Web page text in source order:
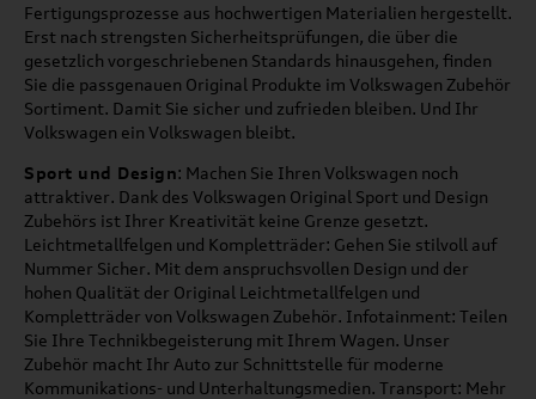
Fertigungsprozesse aus hochwertigen Materialien hergestellt.
Erst nach strengsten Sicherheitsprüfungen, die über die
gesetzlich vorgeschriebenen Standards hinausgehen, finden
Sie die passgenauen Original Produkte im Volkswagen Zubehör
Sortiment. Damit Sie sicher und zufrieden bleiben. Und Ihr
Volkswagen ein Volkswagen bleibt.
Sport und Design: Machen Sie Ihren Volkswagen noch
attraktiver. Dank des Volkswagen Original Sport und Design
Zubehörs ist Ihrer Kreativität keine Grenze gesetzt.
Leichtmetallfelgen und Kompletträder: Gehen Sie stilvoll auf
Nummer Sicher. Mit dem anspruchsvollen Design und der
hohen Qualität der Original Leichtmetallfelgen und
Kompletträder von Volkswagen Zubehör. Infotainment: Teilen
Sie Ihre Technikbegeisterung mit Ihrem Wagen. Unser
Zubehör macht Ihr Auto zur Schnittstelle für moderne
Kommunikations- und Unterhaltungsmedien. Transport: Mehr